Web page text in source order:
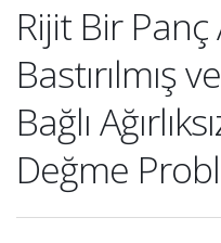
Rijit Bir Panç
Bastırılmış
Bağlı
Değme